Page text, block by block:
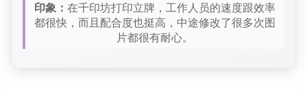
印象： 在千印坊打印立牌，工作人员的速度跟效率
都很快，而且配合度也挺高，中途修改了很多次图
片都很有耐心。